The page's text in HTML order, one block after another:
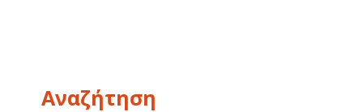
Αναζήτηση